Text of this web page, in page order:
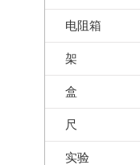
电阻箱
架
盒
尺
实验